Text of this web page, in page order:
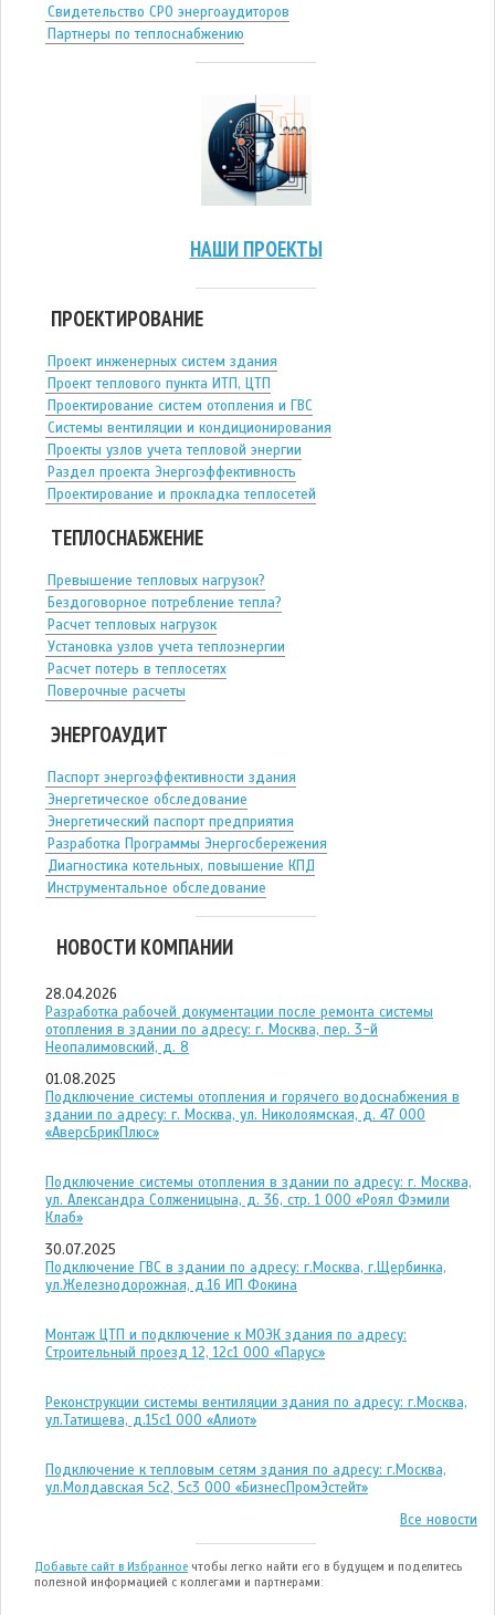
Свидетельство СРО энергоаудиторов
Партнеры по теплоснабжению
НАШИ ПРОЕКТЫ
ПРОЕКТИРОВАНИЕ
Проект инженерных систем здания
Проект теплового пункта ИТП, ЦТП
Проектирование систем отопления и ГВС
Системы вентиляции и кондиционирования
Проекты узлов учета тепловой энергии
Раздел проекта Энергоэффективность
Проектирование и прокладка теплосетей
ТЕПЛОСНАБЖЕНИЕ
Превышение тепловых нагрузок?
Бездоговорное потребление тепла?
Расчет тепловых нагрузок
Установка узлов учета теплоэнергии
Расчет потерь в теплосетях
Поверочные расчеты
ЭНЕРГОАУДИТ
Паспорт энергоэффективности здания
Энергетическое обследование
Энергетический паспорт предприятия
Разработка Программы Энергосбережения
Диагностика котельных, повышение КПД
Инструментальное обследование
НОВОСТИ КОМПАНИИ
28.04.2026
Разработка рабочей документации после ремонта системы
отопления в здании по адресу: г. Москва, пер. 3-й
Неопалимовский, д. 8
01.08.2025
Подключение системы отопления и горячего водоснабжения в
здании по адресу: г. Москва, ул. Николоямская, д. 47 ООО
«АверсБрикПлюс»
Подключение системы отопления в здании по адресу: г. Москва,
ул. Александра Солженицына, д. 36, стр. 1 ООО «Роял Фэмили
Клаб»
30.07.2025
Подключение ГВС в здании по адресу: г.Москва, г.Щербинка,
ул.Железнодорожная, д.16 ИП Фокина
Монтаж ЦТП и подключение к МОЭК здания по адресу:
Строительный проезд 12, 12с1 ООО «Парус»
Реконструкции системы вентиляции здания по адресу: г.Москва,
ул.Татищева, д.15с1 ООО «Алиот»
Подключение к тепловым сетям здания по адресу: г.Москва,
ул.Молдавская 5с2, 5с3 ООО «БизнесПромЭстейт»
Все новости
Добавьте сайт в Избранное чтобы легко найти его в будущем и поделитесь
полезной информацией с коллегами и партнерами: